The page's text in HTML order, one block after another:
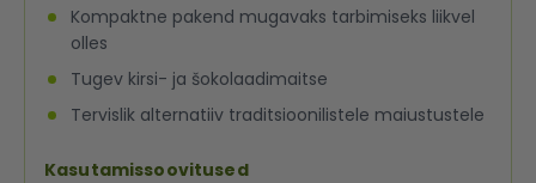
Kompaktne pakend mugavaks tarbimiseks liikvel
olles
Tugev kirsi- ja šokolaadimaitse
Tervislik alternatiiv traditsioonilistele maiustustele
Kasutamissoovitused